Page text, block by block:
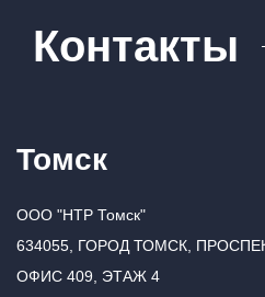
Контакты
Томск
ООО "НТР Томск"
634055, ГОРОД ТОМСК,
ОФИС 409, ЭТАЖ 4